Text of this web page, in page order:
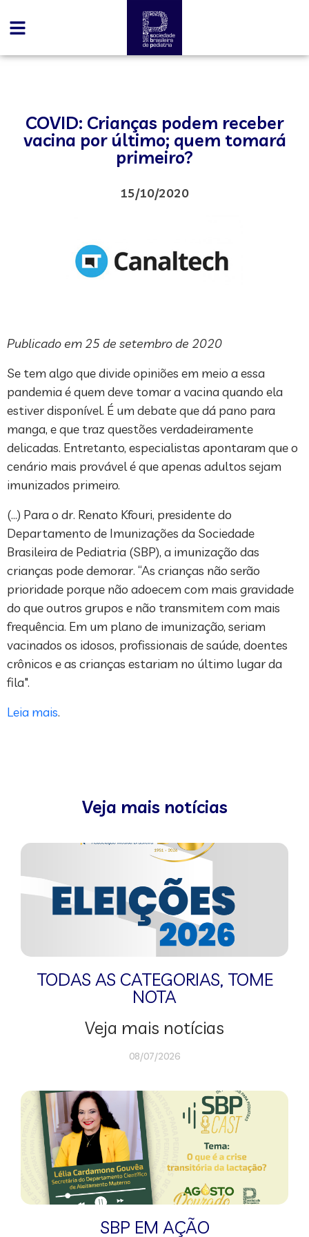
COVID: Crianças podem receber
vacina por último; quem tomará
primeiro?
15/10/2020
Publicado em 25 de setembro de 2020
Se tem algo que divide opiniões em meio a essa
pandemia é quem deve tomar a vacina quando ela
estiver disponível. É um debate que dá pano para
manga, e que traz questões verdadeiramente
delicadas. Entretanto, especialistas apontaram que o
cenário mais provável é que apenas adultos sejam
imunizados primeiro.
(…) Para o dr. Renato Kfouri, presidente do
Departamento de Imunizações da Sociedade
Brasileira de Pediatria (SBP), a imunização das
crianças pode demorar. “As crianças não serão
prioridade porque não adoecem com mais gravidade
do que outros grupos e não transmitem com mais
frequência. Em um plano de imunização, seriam
vacinados os idosos, profissionais de saúde, doentes
crônicos e as crianças estariam no último lugar da
fila".
Leia mais.
Veja mais notícias
TODAS AS CATEGORIAS, TOME
NOTA
Veja mais notícias
08/07/2026
SBP EM AÇÃO